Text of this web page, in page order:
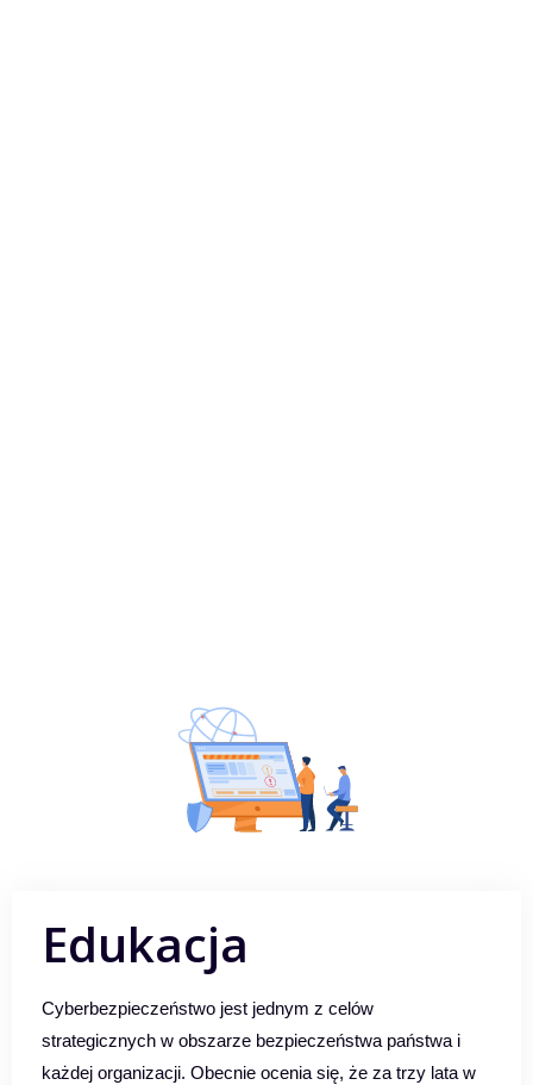
Edukacja
Cyberbezpieczeństwo jest jednym z celów
strategicznych w obszarze bezpieczeństwa państwa i
każdej organizacji. Obecnie ocenia się, że za trzy lata w